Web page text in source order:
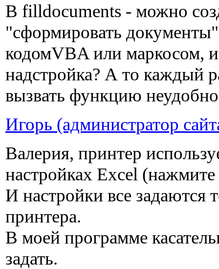
В filldocuments - можно
"сформировать
кодомVBA или маркосом, и
надстройка? А то каждый
вызвать функцию
Игорь (администратор
Валерия, принтер
настройках Excel
И настройки все задаются
принтера.
В моей программе
задать.